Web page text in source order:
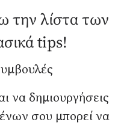
την λίστα των
tips!
να δημιουργήσεις
σου μπορεί να